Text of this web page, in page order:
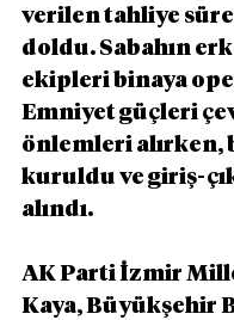
verilen tahliye
doldu. Sabahın
ekipleri binaya
Emniyet güçleri
önlemleri alırken,
kuruldu ve giriş-
alındı.
AK Parti İzmir
Kaya, Büyükşehir